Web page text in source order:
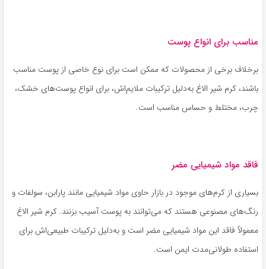
مناسب برای انواع پوست
برخلاف برخی از محصولات که ممکن است برای نوع خاصی از پوست مناسب
باشند، کرم شیر الاغ به‌دلیل ترکیبات ملایم‌اش، برای انواع پوست‌های خشک،
چرب، مختلط و حساس مناسب است.
فاقد مواد شیمیایی مضر
بسیاری از کرم‌های موجود در بازار حاوی مواد شیمیایی مانند پارابن، سولفات و
رنگ‌های مصنوعی هستند که می‌توانند به پوست آسیب بزنند. کرم شیر الاغ
معمولاً فاقد این مواد شیمیایی مضر است و به‌دلیل ترکیبات طبیعی‌اش برای
استفاده طولانی‌مدت ایمن است.